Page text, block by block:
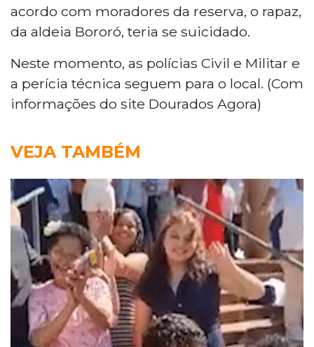
acordo com moradores da reserva, o rapaz,
da aldeia Bororó, teria se suicidado.
Neste momento, as polícias Civil e Militar e
a perícia técnica seguem para o local. (Com
informações do site Dourados Agora)
VEJA TAMBÉM